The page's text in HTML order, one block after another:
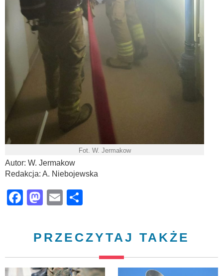
Fot. W. Jermakow
Autor: W. Jermakow
Redakcja: A. Niebojewska
Facebook
Mastodon
Email
PRZECZYTAJ TAKŻE